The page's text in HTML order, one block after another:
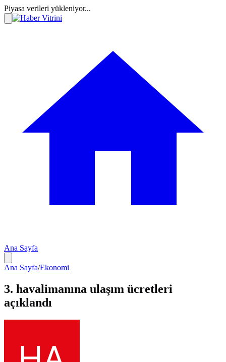
Piyasa verileri yükleniyor...
Ana Sayfa
Ana Sayfa/Ekonomi
3. havalimanına ulaşım ücretleri
açıklandı